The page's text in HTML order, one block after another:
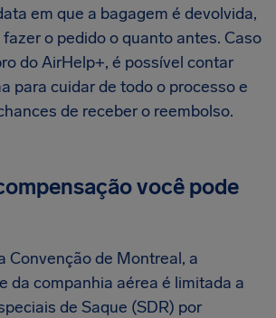
em que a bagagem é devolvida,
o pedido o quanto antes. Caso
do AirHelp+, é possível contar
para cuidar de todo o processo e
de receber o reembolso.
você pode
Convenção de Montreal, a
da companhia aérea é limitada a
de Saque (SDR) por